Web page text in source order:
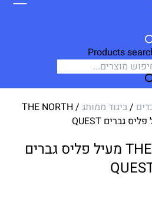
Products
/ביגוד ממותג
/ THE NORTH
THE NORTH FACE מעיל פליס גברים